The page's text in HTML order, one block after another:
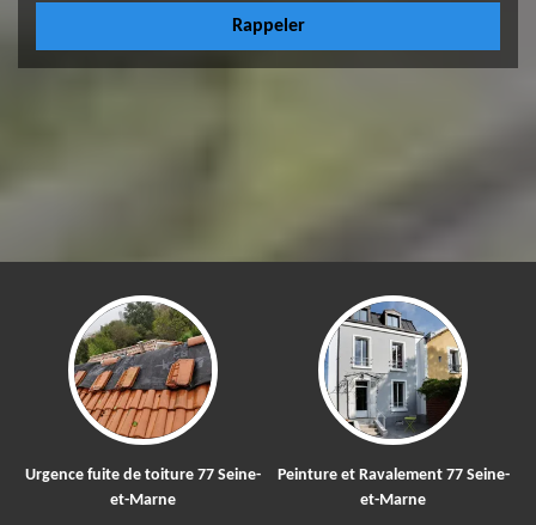
Seine-
Peinture et Ravalement 77 Seine-
et-Marne
Nettoyage et
toiture 77